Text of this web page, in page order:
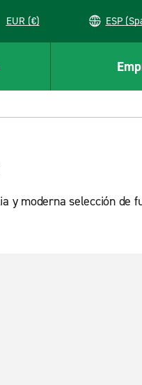
EUR (€)
moderna selección de